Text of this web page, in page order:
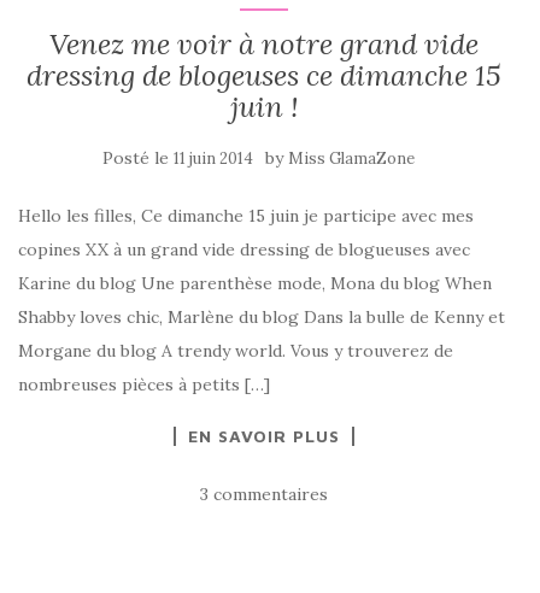
Venez me voir à notre grand vide
dressing de blogeuses ce dimanche 15
juin !
Posté le 11 juin 2014 by Miss GlamaZone
Hello les filles, Ce dimanche 15 juin je participe avec mes
copines XX à un grand vide dressing de blogueuses avec
Karine du blog Une parenthèse mode, Mona du blog When
Shabby loves chic, Marlène du blog Dans la bulle de Kenny et
Morgane du blog A trendy world. Vous y trouverez de
nombreuses pièces à petits […]
EN SAVOIR PLUS
3 commentaires